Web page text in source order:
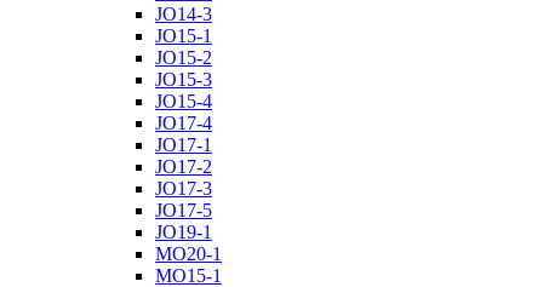
JO14-3
JO15-1
JO15-2
JO15-3
JO15-4
JO17-4
JO17-1
JO17-2
JO17-3
JO17-5
JO19-1
MO20-1
MO15-1